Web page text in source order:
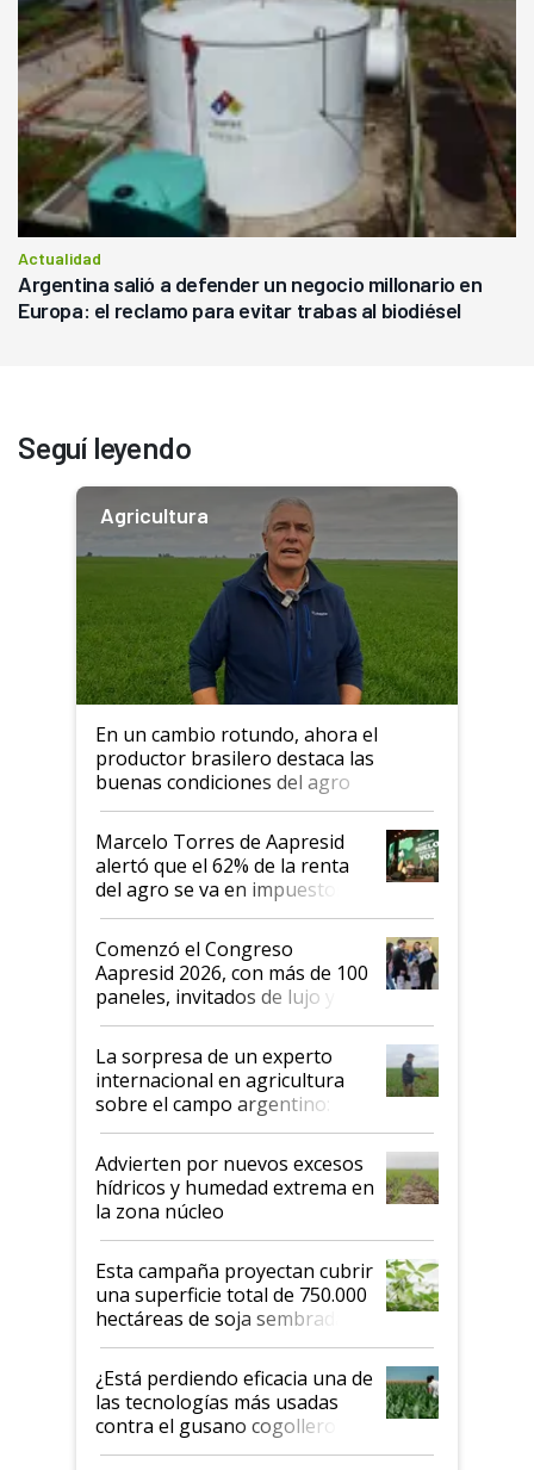
Actualidad
Argentina salió a defender un negocio millonario en
Europa: el reclamo para evitar trabas al biodiésel
Seguí leyendo
Agricultura
En un cambio rotundo, ahora el
productor brasilero destaca las
buenas condiciones del agro
argentino para invertir: "Los veo
más motivados"
Marcelo Torres de Aapresid
alertó que el 62% de la renta
del agro se va en impuestos:
"No es bueno que en
Argentina se sigan discutiendo
las mismas cosas de hace 50
años"
Comenzó el Congreso
Aapresid 2026, con más de 100
paneles, invitados de lujo y
todas las tendencias
La sorpresa de un experto
internacional en agricultura
sobre el campo argentino:
"Estoy muy impresionado"
Advierten por nuevos excesos
hídricos y humedad extrema en
la zona núcleo
Esta campaña proyectan cubrir
una superficie total de 750.000
hectáreas de soja sembradas
con una nueva generación de
variedades que marcan un
salto tecnológico en genética y
rendimiento
¿Está perdiendo eficacia una de
las tecnologías más usadas
contra el gusano cogollero? El
desafío de una tecnología clave